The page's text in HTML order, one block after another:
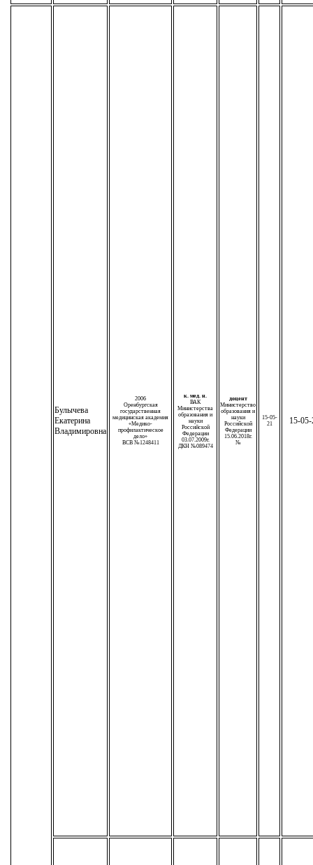
Булычева
Екатерина
Владимировна
2006
Оренбургская
государственная
медицинская академия
«Медико-
профилактическое
дело»
ВСВ №1248411
к. мед. н.
ВАК
Министерства
образования и
науки
Российской
Федерации
03.07.2009г.
ДКН №089474
доцент
Министерство
образования и
науки
Российской
Федерации
15.06.2018г.
№
15-05-
21
15-